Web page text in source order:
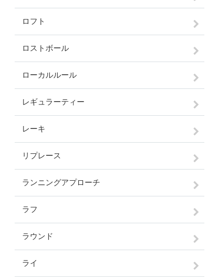
ロフト
ロストボール
ローカルルール
レギュラーティー
レーキ
リプレース
ランニングアプローチ
ラフ
ラウンド
ライ